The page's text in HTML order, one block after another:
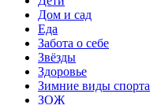
Дом и сад
Еда
Забота о себе
Звёзды
Здоровье
Зимние виды спорта
ЗОЖ